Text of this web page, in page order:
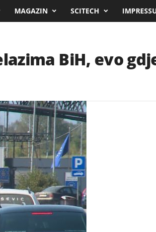
MAGAZIN SCITECH
BiH, evo